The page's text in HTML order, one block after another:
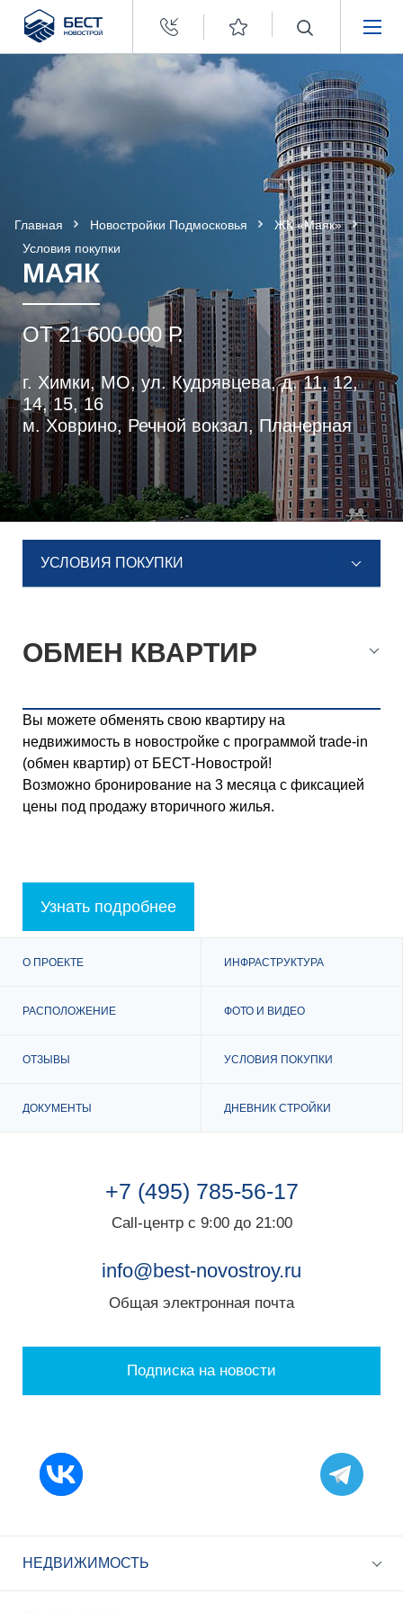
Бест
Новострой
НЕДВИЖИМОСТЬ
ПОКУПАТЕЛЯМ
Главная Новостройки Подмосковья
ЖК «Маяк»
Условия покупки
МАЯК
ОТ 21 600 000 Р.
г. Химки, МО, ул. Кудрявцева, д. 11, 12,
14, 15, 16
м. Ховрино, Речной вокзал, Планерная
УСЛОВИЯ ПОКУПКИ
ОБМЕН КВАРТИР
Вы можете обменять свою квартиру на
недвижимость в новостройке с программой trade-in
(обмен квартир) от БЕСТ-Новострой!
Возможно бронирование на 3 месяца с фиксацией
цены под продажу вторичного жилья.
Узнать подробнее
О ПРОЕКТЕ ИНФРАСТРУКТУРА
РАСПОЛОЖЕНИЕ ФОТО И ВИДЕО
ОТЗЫВЫ УСЛОВИЯ ПОКУПКИ
ДОКУМЕНТЫ ДНЕВНИК СТРОЙКИ
+7 (495) 785-56-17
Call-центр с 9:00 до 21:00
info@best-novostroy.ru
Общая электронная почта
Подписка на новости
НЕДВИЖИМОСТЬ